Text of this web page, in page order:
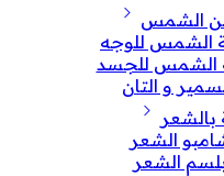
من الشمس
الشمس للوجه
الشمس للجسد
و التان
بالشعر
الشعر
الشعر